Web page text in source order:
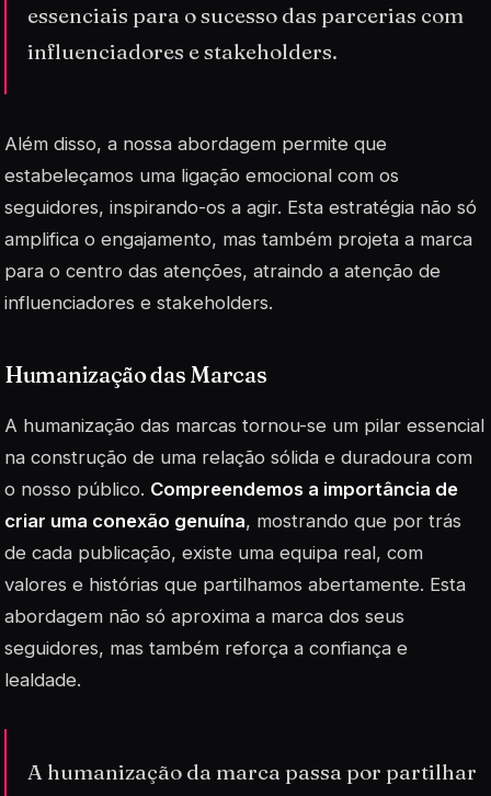
essenciais para o sucesso das parcerias com
influenciadores e stakeholders.
Além disso, a nossa abordagem permite que
estabeleçamos uma ligação emocional com os
seguidores, inspirando-os a agir. Esta estratégia não só
amplifica o engajamento, mas também projeta a marca
para o centro das atenções, atraindo a atenção de
influenciadores e stakeholders.
Humanização das Marcas
A humanização das marcas tornou-se um pilar essencial
na construção de uma relação sólida e duradoura com
o nosso público. Compreendemos a importância de
criar uma conexão genuína, mostrando que por trás
de cada publicação, existe uma equipa real, com
valores e histórias que partilhamos abertamente. Esta
abordagem não só aproxima a marca dos seus
seguidores, mas também reforça a confiança e
lealdade.
A humanização da marca passa por partilhar